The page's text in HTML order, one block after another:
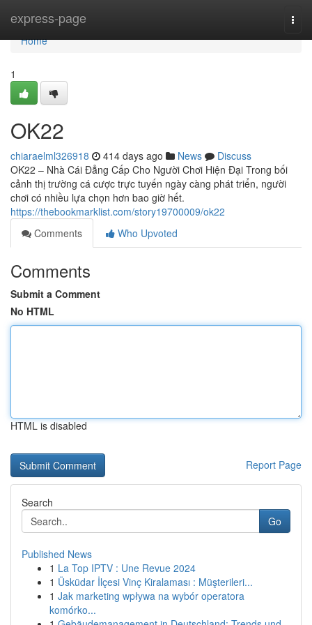
express-page
Home
Home
1
OK22
chiaraelml326918 414 days ago News
Discuss
OK22 – Nhà Cái Đẳng Cấp Cho Người Chơi Hiện Đại Trong bối
cảnh thị trường cá cược trực tuyến ngày càng phát triển, người
chơi có nhiều lựa chọn hơn bao giờ hết.
https://thebookmarklist.com/story19700009/ok22
Comments
Who Upvoted
Comments
Submit a Comment
No HTML
HTML is disabled
Report Page
Search
Go
Published News
1 La Top IPTV : Une Revue 2024
1 Üsküdar İlçesi Vinç Kiralaması : Müşterileri...
1 Jak marketing wpływa na wybór operatora
komórko...